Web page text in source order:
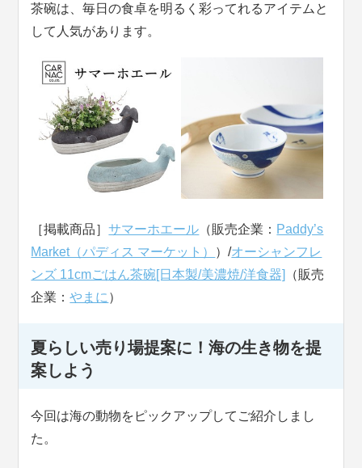
茶碗は、毎日の食卓を明るく彩ってれるアイテムと
して人気があります。
［掲載商品］サマーホエール （販売企業： Paddy’s
Market（パディス マーケット） ）/オーシャンフレ
ンズ 11cmごはん茶碗[日本製/美濃焼/洋食器]
（販売
企業：やまに ）
夏らしい売り場提案に！海の生き物を提
案しよう
今回は海の動物をピックアップしてご紹介しまし
た。